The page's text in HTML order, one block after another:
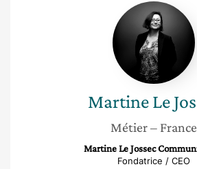
Martine
Le
Jossec
Martine Le
Métier– France
Martine Le Jossec
Fondatrice / CEO